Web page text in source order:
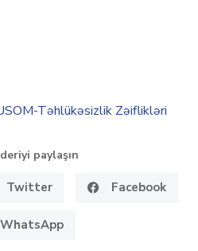
Təhlükəsizlik Zəiflikləri
paylaşın
Twitter Facebook
WhatsApp